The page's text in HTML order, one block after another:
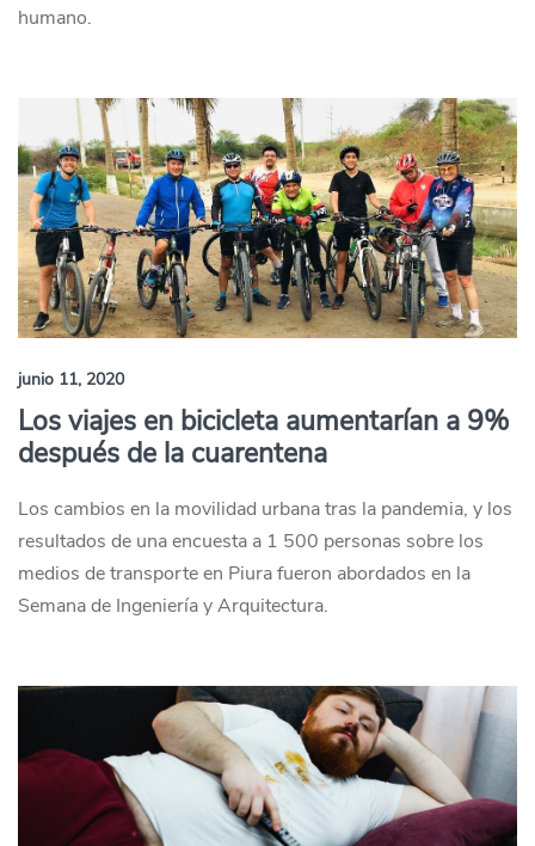
humano.
junio 11, 2020
Los viajes en bicicleta aumentarían a 9%
después de la cuarentena
Los cambios en la movilidad urbana tras la pandemia, y los
resultados de una encuesta a 1 500 personas sobre los
medios de transporte en Piura fueron abordados en la
Semana de Ingeniería y Arquitectura.